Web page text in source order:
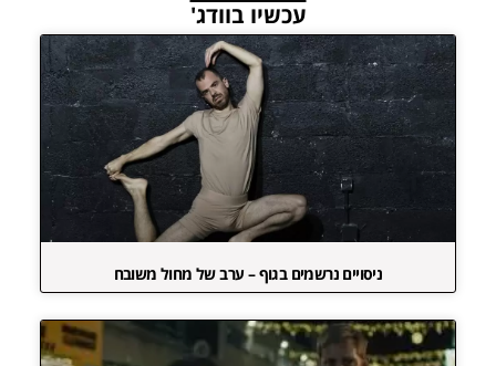
עכשיו בוודג'
ניסויים נרשמים בגוף – ערב של מחול משובח